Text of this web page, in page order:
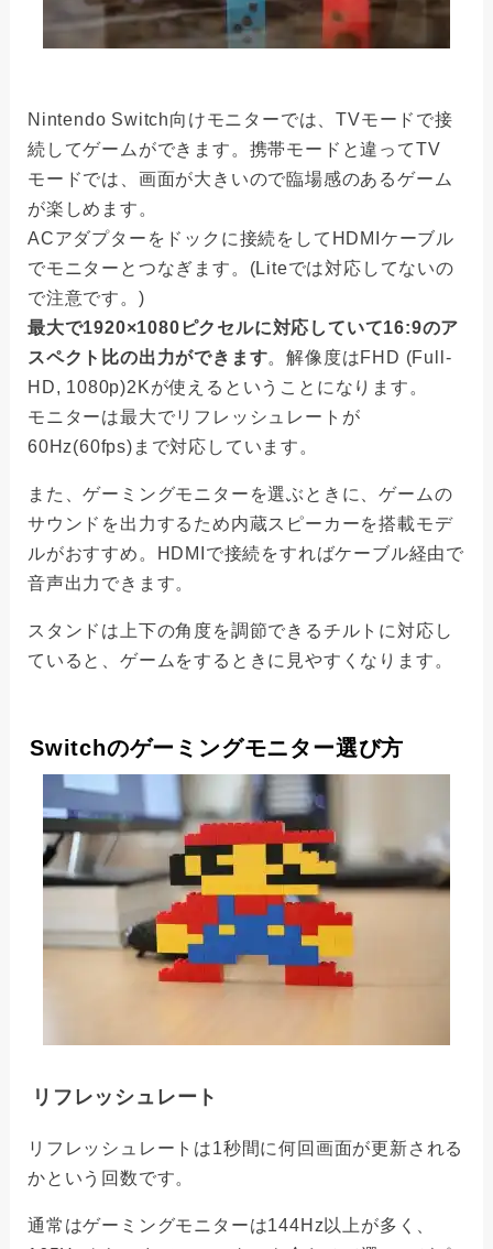
Nintendo Switch向けモニターでは、TVモードで接
続してゲームができます。携帯モードと違ってTV
モードでは、画面が大きいので臨場感のあるゲーム
が楽しめます。
ACアダプターをドックに接続をしてHDMIケーブル
でモニターとつなぎます。(Liteでは対応してないの
で注意です。)
最大で1920×1080ピクセルに対応していて16:9のア
スペクト比の出力ができます。解像度はFHD (Full-
HD, 1080p)2Kが使えるということになります。
モニターは最大でリフレッシュレートが
60Hz(60fps)まで対応しています。
また、ゲーミングモニターを選ぶときに、ゲームの
サウンドを出力するため内蔵スピーカーを搭載モデ
ルがおすすめ。HDMIで接続をすればケーブル経由で
音声出力できます。
スタンドは上下の角度を調節できるチルトに対応し
ていると、ゲームをするときに見やすくなります。
Switchのゲーミングモニター選び方
リフレッシュレート
リフレッシュレートは1秒間に何回画面が更新される
かという回数です。
通常はゲーミングモニターは144Hz以上が多く、